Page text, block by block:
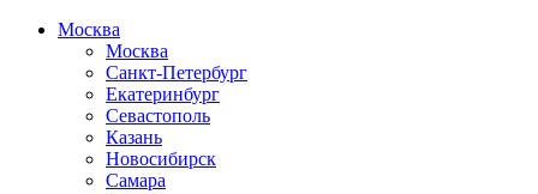
Москва
Москва
Санкт-Петербург
Екатеринбург
Севастополь
Казань
Новосибирск
Самара